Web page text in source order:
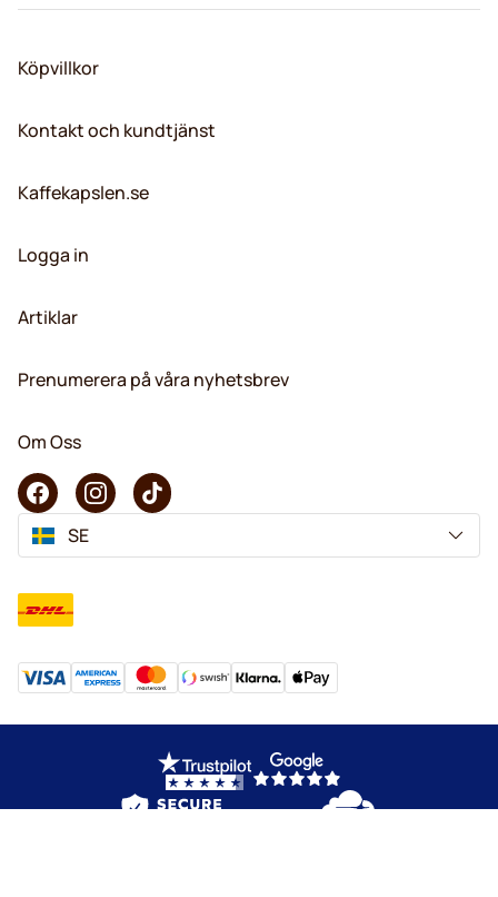
Köpvillkor
Kontakt och kundtjänst
Kaffekapslen.se
Logga in
Artiklar
Prenumerera på våra nyhetsbrev
Om Oss
SE